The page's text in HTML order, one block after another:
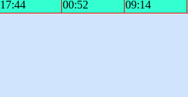
17:44 00:52 09:14